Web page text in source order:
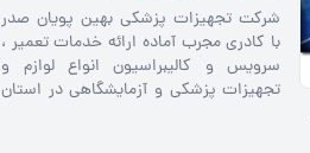
شرکت تجهیزات پزشکی بهین پویان صدر
با کادری مجرب آماده ارائه خدمات تعمیر ،
سرویس و کالیبراسیون انواع لوازم و
تجهیزات پزشکی و آزمایشگاهی در استان